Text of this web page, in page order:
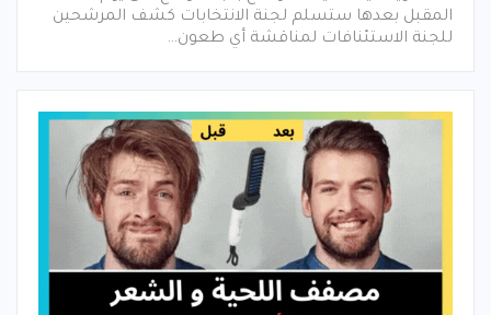
المقبل بعدها ستسلم لجنة الانتخابات كشف المرشحين
للجنة الاستئنافات لمناقشة أي طعون…